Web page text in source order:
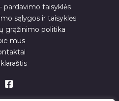
pardavimo taisyklės
sąlygos ir taisyklės
grąžinimo politika
mus